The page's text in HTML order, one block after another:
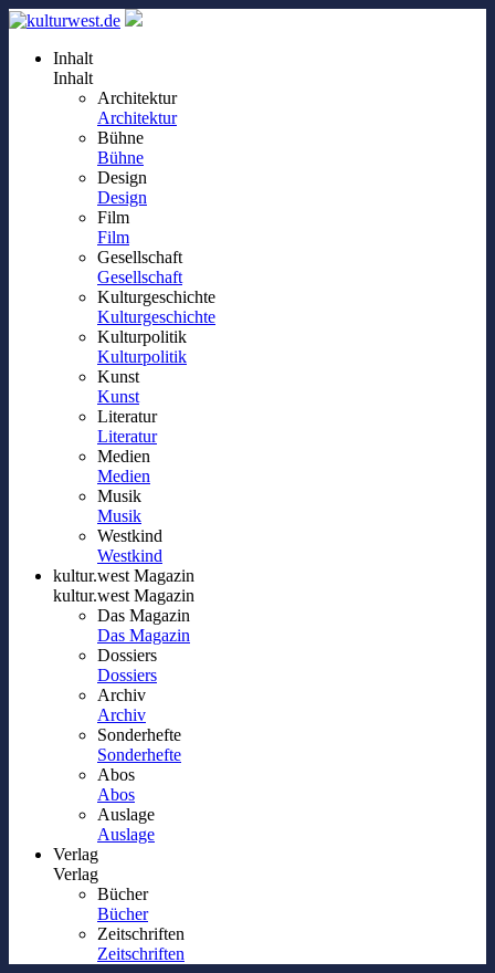
Inhalt
Inhalt
Architektur
Architektur
Bühne
Bühne
Design
Design
Film
Film
Gesellschaft
Gesellschaft
Kulturgeschichte
Kulturgeschichte
Kulturpolitik
Kulturpolitik
Kunst
Kunst
Literatur
Literatur
Medien
Medien
Musik
Musik
Westkind
Westkind
kultur.west Magazin
kultur.west Magazin
Das Magazin
Das Magazin
Dossiers
Dossiers
Archiv
Archiv
Sonderhefte
Sonderhefte
Abos
Abos
Auslage
Auslage
Verlag
Verlag
Bücher
Bücher
Zeitschriften
Zeitschriften